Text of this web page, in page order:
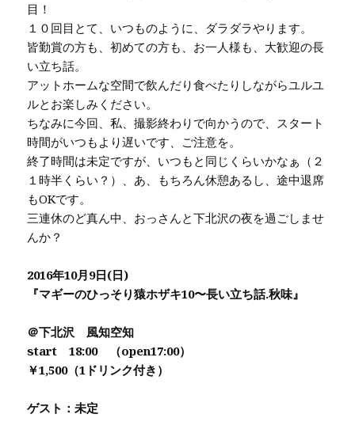
目！
１０回目とて、いつものように、ダラダラやります。
皆勤賞の方も、初めての方も、お一人様も、大歓迎の長
い立ち話。
アットホームな空間で飲んだり食べたりしながらユルユ
ルとお楽しみください。
ちなみに今回、私、撮影終わりで向かうので、スタート
時間がいつもより遅いです、ご注意を。
終了時間は未定ですが、いつもと同じくらいかなぁ（２
１時半くらい？）、あ、もちろん休憩あるし、途中退席
もOKです。
三連休のど真ん中、おっさんと下北沢の夜を過ごしませ
んか？
2016年10月9日(日)
『マギーのひっそり猿ホザキ10〜長い立ち話.秋味』
＠下北沢 風知空知
start 18:00 （open17:00）
￥1,500（1ドリンク付き）
ゲスト：未定